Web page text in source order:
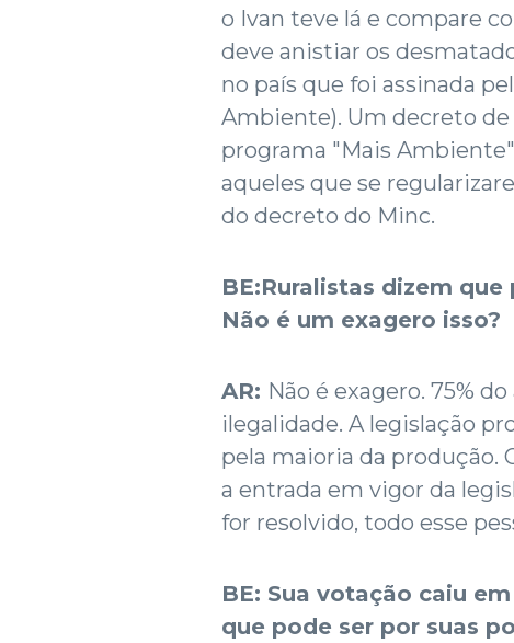
o Ivan teve lá e compare
deve anistiar os
no país que foi assinada
Ambiente). Um decreto
programa "Mais
aqueles que se
do decreto do Minc.
BE:Ruralistas dizem
Não é um exagero isso?
AR: Não é exagero. 75%
ilegalidade. A legislação
pela maioria da produção.
a entrada em vigor da
for resolvido, todo esse
BE: Sua votação caiu
que pode ser por suas